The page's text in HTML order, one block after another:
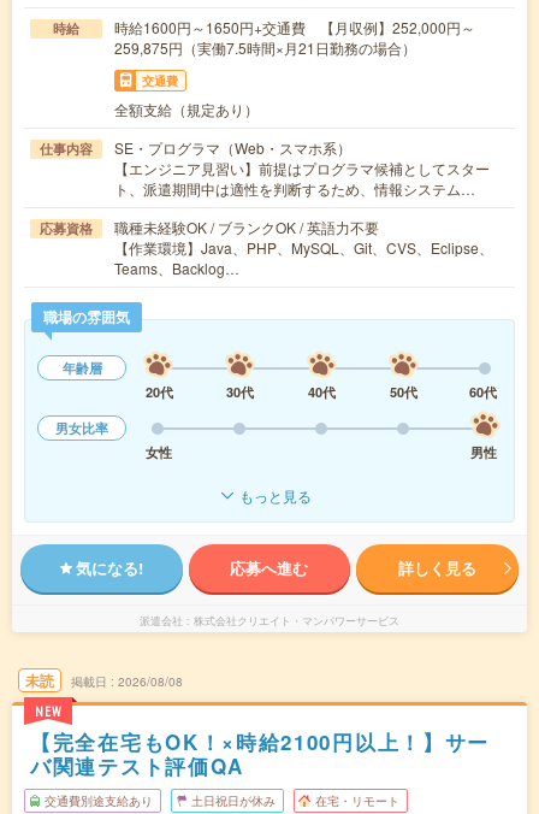
時給
時給1600円～1650円+交通費 【月収例】252,000円～
259,875円（実働7.5時間×月21日勤務の場合）
交通費
全額支給（規定あり）
仕事内容
SE・プログラマ（Web・スマホ系）
【エンジニア見習い】前提はプログラマ候補としてスター
ト、派遣期間中は適性を判断するため、情報システム…
応募資格
職種未経験OK / ブランクOK / 英語力不要
【作業環境】Java、PHP、MySQL、Git、CVS、Eclipse、
Teams、Backlog…
職場の雰囲気
年齢層
20代
30代 40代 50代
60代
男女比率
女性
男性
もっと見る
気になる! 応募へ進む 詳しく見る
派遣会社 株式会社クリエイト・マンパワーサービス
未読
NEW
掲載日 2026/08/08
【完全在宅もOK！×時給2100円以上！】サー
バ関連テスト評価QA
交通費別途支給あり 土日祝日が休み 在宅・リモート